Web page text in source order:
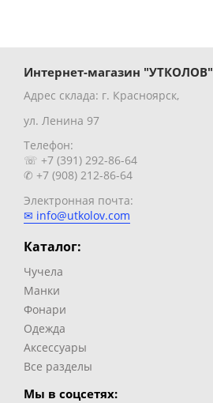
Интернет-магазин "УТКОЛОВ"
Адрес склада: г. Красноярск,
ул. Ленина 97
Телефон:
☏ +7 (391) 292-86-64
✆ +7 (908) 212-86-64
Электронная почта:
✉ info@utkolov.com
Каталог:
Чучела
Манки
Фонари
Одежда
Аксессуары
Все разделы
Мы в соцсетях: